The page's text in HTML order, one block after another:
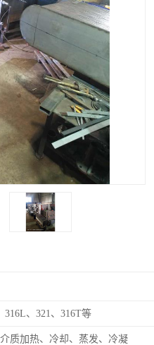
316L、321、316T等
质加热、冷却、蒸发、冷凝